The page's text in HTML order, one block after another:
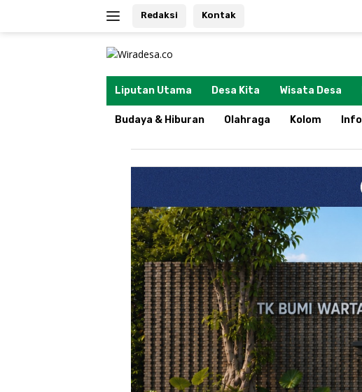
Redaksi Kontak
Liputan Utama Desa Kita Wisata Desa
Budaya & Hiburan Olahraga Kolom